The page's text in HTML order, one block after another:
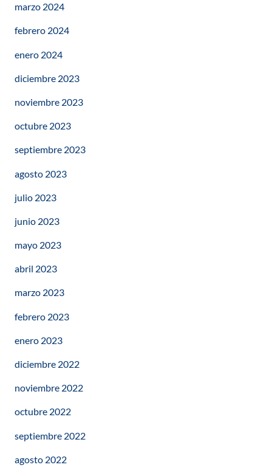
marzo 2024
febrero 2024
enero 2024
diciembre 2023
noviembre 2023
octubre 2023
septiembre 2023
agosto 2023
julio 2023
junio 2023
mayo 2023
abril 2023
marzo 2023
febrero 2023
enero 2023
diciembre 2022
noviembre 2022
octubre 2022
septiembre 2022
agosto 2022